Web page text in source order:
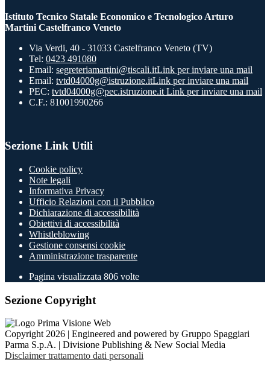
Istituto Tecnico Statale Economico e Tecnologico Arturo
Martini Castelfranco Veneto
Via Verdi, 40 - 31033 Castelfranco Veneto (TV)
Tel: 0423 491080
Email: segreteriamartini@tiscali.itLink per inviare una mail
Email: tvtd04000g@istruzione.itLink per inviare una mail
PEC: tvtd04000g@pec.istruzione.it Link per inviare una mail
C.F.: 81001990266
Sezione Link Utili
Cookie policy
Note legali
Informativa Privacy
Ufficio Relazioni con il Pubblico
Dichiarazione di accessibilità
Obiettivi di accessibilità
Whistleblowing
Gestione consensi cookie
Amministrazione trasparente
Pagina visualizzata 806 volte
Sezione Copyright
Copyright 2026 | Engineered and powered by Gruppo Spaggiari
Parma S.p.A. | Divisione Publishing & New Social Media
Disclaimer trattamento dati personali